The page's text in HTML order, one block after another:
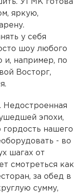
УГМК готова
яркую,
у себя
шоу любого
и, например, по
Восторг,
Недостроенная
эпохи,
нашего
- во
шагах от
смотреться как
за обед в
сумму,